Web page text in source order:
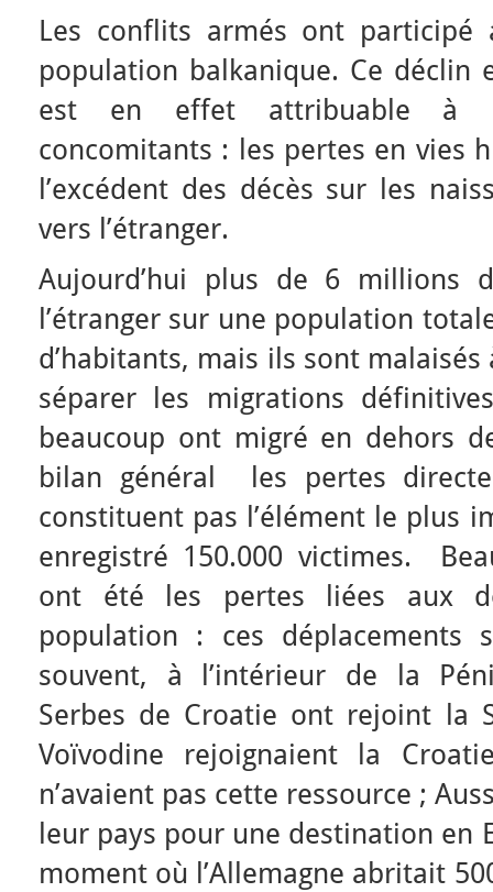
Les conflits armés ont
population balkanique. Ce
est en effet attribuable à
concomitants : les pertes en vies
l’excédent des décès sur les
vers l’étranger.
Aujourd’hui plus de 6 millions
l’étranger sur une population
d’habitants, mais ils sont
séparer les migrations
beaucoup ont migré en dehors
bilan général les pertes
constituent pas l’élément le plus
enregistré 150.000 victimes.
ont été les pertes liées aux
population : ces déplacements
souvent, à l’intérieur de la
Serbes de Croatie ont rejoint la
Voïvodine rejoignaient la
n’avaient pas cette ressource ;
leur pays pour une destination en
moment où l’Allemagne abritait